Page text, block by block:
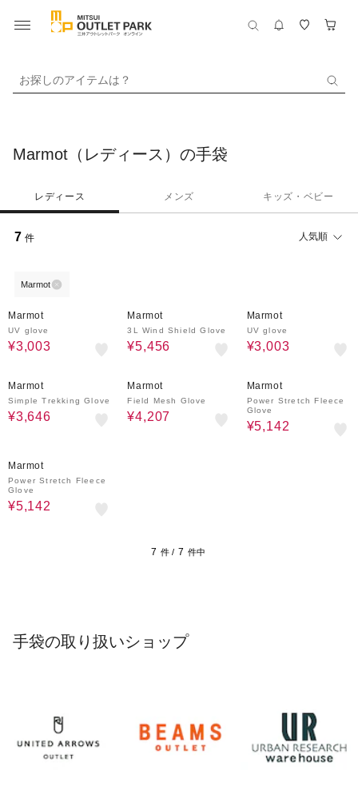
お探しのアイテムは？
Marmot（レディース）の手袋
レディース メンズ キッズ・ベビー
7 件 人気順
Marmot
Marmot
UV glove
¥3,003
Marmot
3L Wind Shield Glove
¥5,456
Marmot
UV glove
¥3,003
Marmot
Simple Trekking Glove
¥3,646
Marmot
Field Mesh Glove
¥4,207
Marmot
Power Stretch Fleece
Glove
¥5,142
Marmot
Power Stretch Fleece
Glove
¥5,142
7 件 / 7 件中
手袋の取り扱いショップ